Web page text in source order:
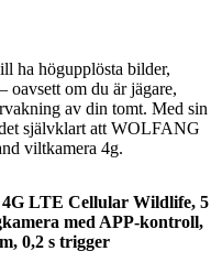
ha högupplösta bilder,
oavsett om du är jägare,
av din tomt. Med sin
självklart att WOLFANG
viltkamera 4g.
LTE Cellular Wildlife, 5
med APP-kontroll,
0,2 s trigger